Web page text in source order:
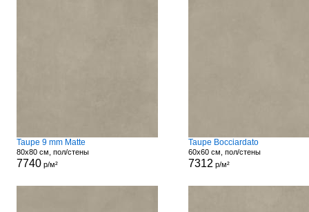
Taupe 9 mm Matte
80x80 см, пол/стены
7740р/м²
Taupe Bocciardato
60x60 см, пол/стены
7312 р/м²